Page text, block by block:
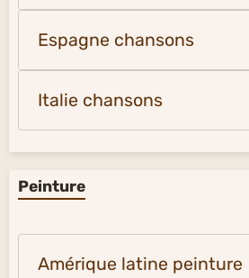
Espagne chansons
Italie chansons
Peinture
Amérique latine peinture